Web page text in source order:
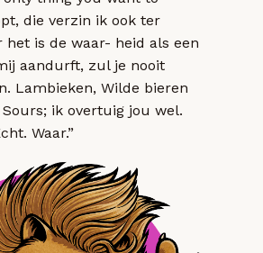
die verzin ik ook ter
het is de waar- heid als een
aandurft, zul je nooit
Lambieken, Wilde bieren
ik overtuig jou wel.
Waar.”